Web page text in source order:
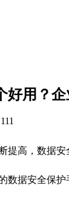
好用？企
111
提高，数据
数据安全保